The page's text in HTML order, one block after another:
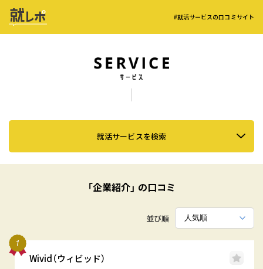
#就活サービスの口コミサイト
就活サービスを検索
「企業紹介」 の口コミ
並び順
Wivid（ウィビッド）